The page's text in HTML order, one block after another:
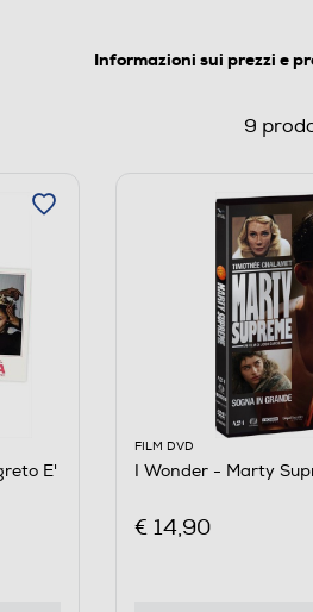
Informazioni sui prezzi e
9
E'
FILM DVD
I Wonder - Marty
€ 14,90